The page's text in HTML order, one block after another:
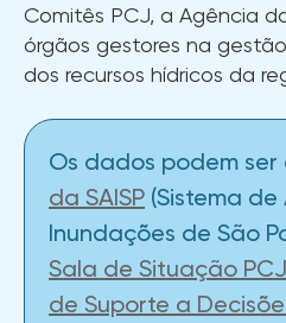
Comitês PCJ, a Agência
órgãos gestores na
dos recursos hídricos da
Os dados podem ser
da SAISP (Sistema
Inundações de São
Sala de Situação PCJ
de Suporte a